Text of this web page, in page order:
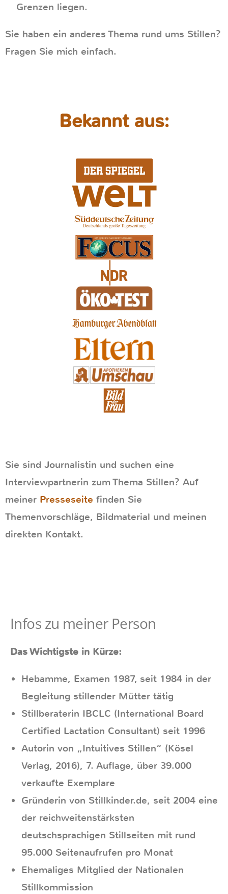
Grenzen liegen.
Sie haben ein anderes Thema rund ums Stillen?
Fragen Sie mich einfach.
Bekannt aus:
Sie sind Journalistin und suchen eine
Interviewpartnerin zum Thema Stillen? Auf
meiner Presseseite finden Sie
Themenvorschläge, Bildmaterial und meinen
direkten Kontakt.
Infos zu meiner Person
Das Wichtigste in Kürze:
Hebamme, Examen 1987, seit 1984 in der
Begleitung stillender Mütter tätig
Stillberaterin IBCLC (International Board
Certified Lactation Consultant) seit 1996
Autorin von „Intuitives Stillen“ (Kösel
Verlag, 2016), 7. Auflage, über 39.000
verkaufte Exemplare
Gründerin von Stillkinder.de, seit 2004 eine
der reichweitenstärksten
deutschsprachigen Stillseiten mit rund
95.000 Seitenaufrufen pro Monat
Ehemaliges Mitglied der Nationalen
Stillkommission